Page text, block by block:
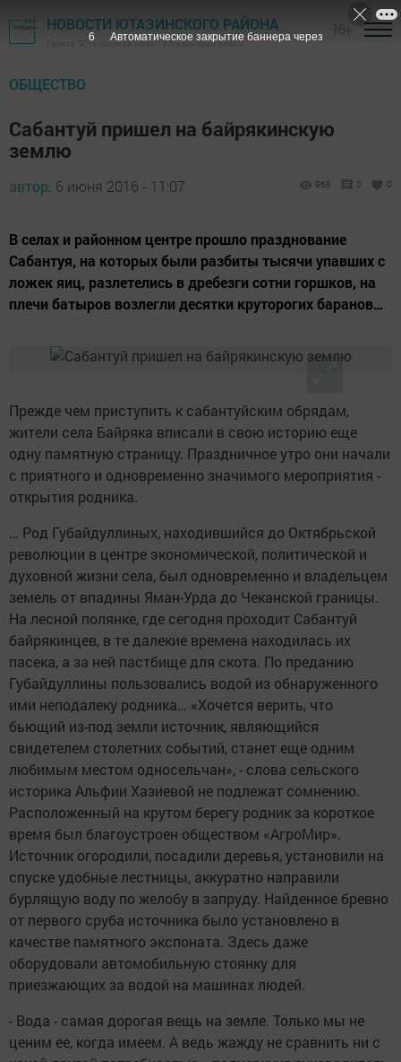
НОВОСТИ ЮТАЗИНСКОГО РАЙОНА
Газета "Ютазинская новь" - Ютазинский район
ОБЩЕСТВО
Сабантуй пришел на байрякинскую
землю
автор, 6 июня 2016 - 11:07 968 0 0
В селах и районном центре прошло празднование
Сабантуя, на которых были разбиты тысячи упавших с
ложек яиц, разлетелись в дребезги сотни горшков, на
плечи батыров возлегли десятки круторогих баранов…
Прежде чем приступить к сабантуйским обрядам,
жители села Байряка вписали в свою историю еще
одну памятную страницу. Праздничное утро они начали
с приятного и одновременно значимого мероприятия -
открытия родника.
… Род Губайдуллиных, находившийся до Октябрьской
революции в центре экономической, политической и
духовной жизни села, был одновременно и владельцем
земель от впадины Яман-Урда до Чеканской границы.
На лесной полянке, где сегодня проходит Сабантуй
байрякинцев, в те далекие времена находилась их
пасека, а за ней пастбище для скота. По преданию
Губайдуллины пользовались водой из обнаруженного
ими неподалеку родника… «Хочется верить, что
бьющий из-под земли источник, являющийся
свидетелем столетних событий, станет еще одним
любимым местом односельчан», - слова сельского
историка Альфии Хазиевой не подлежат сомнению.
Расположенный на крутом берегу родник за короткое
время был благоустроен обществом «АгроМир».
Источник огородили, посадили деревья, установили на
спуске удобные лестницы, аккуратно направили
бурлящую воду по желобу в запруду. Найденное бревно
от первого сруба источника было установлено в
качестве памятного экспоната. Здесь даже
оборудовали автомобильную стоянку для
приезжающих за водой на машинах людей.
- Вода - самая дорогая вещь на земле. Только мы не
ценим ее, когда имеем. А ведь жажду не сравнить ни с
6 Автоматическое закрытие баннера через